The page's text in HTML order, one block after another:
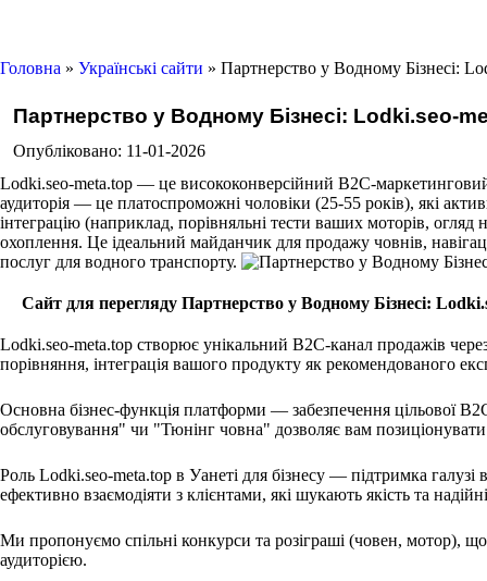
Головна » Українські сайти » Партнерство у Водному Бізнесі:
Партнерство у Водному Бізнесі: Lodki.seo-
Опубліковано: 11-01-2026
Lodki.seo-meta.top — це висококонверсійний B2C-
аудиторія — це платоспроможні чоловіки (25-55 років), які
інтеграцію (наприклад, порівняльні тести ваших моторів,
охоплення. Це ідеальний майданчик для продажу човнів,
послуг для водного транспорту.
Сайт для перегляду Партнерство у Водному Бізнесі:
Lodki.seo-meta.top створює унікальний B2C-канал продажів
порівняння, інтеграція вашого продукту як рекомендованого
Основна бізнес-функція платформи — забезпечення цільової
обслуговування" чи "Тюнінг човна" дозволяє вам
Роль Lodki.seo-meta.top в Уанеті для бізнесу — підтримка
ефективно взаємодіяти з клієнтами, які шукають якість та
Ми пропонуємо спільні конкурси та розіграші (човен, мотор),
аудиторією.